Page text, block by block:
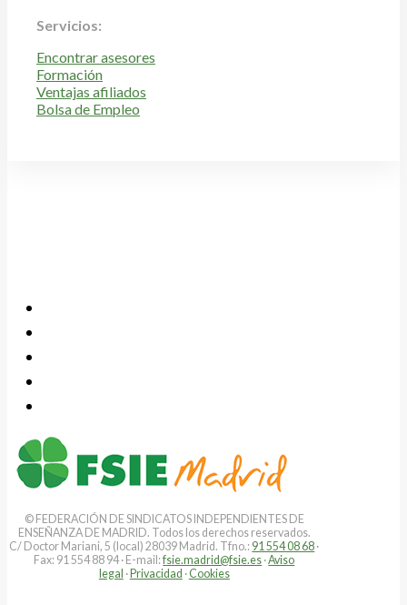
Servicios:
Encontrar asesores
Formación
Ventajas afiliados
Bolsa de Empleo
© FEDERACIÓN DE SINDICATOS INDEPENDIENTES DE
ENSEÑANZA DE MADRID. Todos los derechos reservados.
C/ Doctor Mariani, 5 (local) 28039 Madrid. Tfno.: 91 554 08 68 ·
Fax: 91 554 88 94 · E-mail:fsie.madrid@fsie.es ·Aviso
legal ·Privacidad · Cookies